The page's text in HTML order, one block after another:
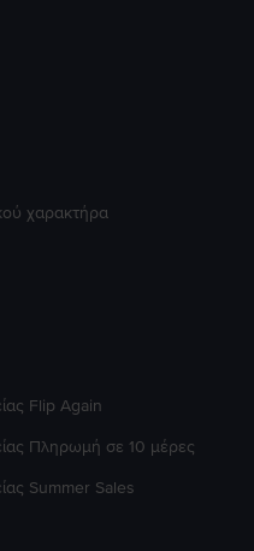
χαρακτήρα
Flip Again
Πληρωμή σε 10 μέρες
Summer Sales